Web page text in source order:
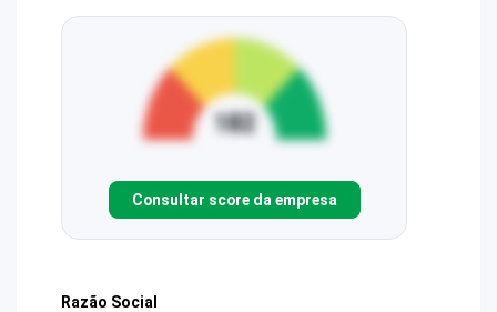
Consultar score da empresa
Razão Social